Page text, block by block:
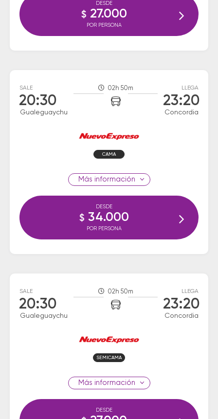
DESDE
$ 27.000
POR PERSONA
SALE
20:30
Gualeguaychu
02h 50m LLEGA
23:20
Concordia
CAMA
información
DESDE
$ 34.000
POR PERSONA
SALE
20:30
Gualeguaychu
02h 50m LLEGA
23:20
Concordia
SEMICAMA
información
DESDE